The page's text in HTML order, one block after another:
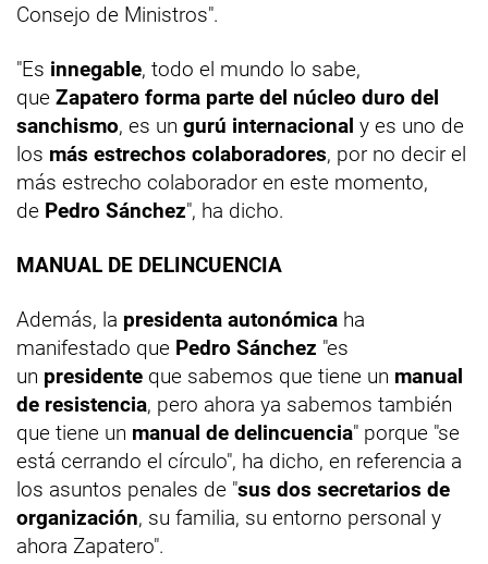
Consejo de Ministros".
"Es innegable, todo el mundo lo sabe,
que Zapatero forma parte del núcleo duro del
sanchismo, es un gurú internacional y es uno de
los más estrechos colaboradores, por no decir el
más estrecho colaborador en este momento,
de Pedro Sánchez", ha dicho.
MANUAL DE DELINCUENCIA
Además, la presidenta autonómica ha
manifestado que Pedro Sánchez "es
un presidente que sabemos que tiene un manual
de resistencia, pero ahora ya sabemos también
que tiene un manual de delincuencia" porque "se
está cerrando el círculo", ha dicho, en referencia a
los asuntos penales de "sus dos secretarios de
organización, su familia, su entorno personal y
ahora Zapatero".